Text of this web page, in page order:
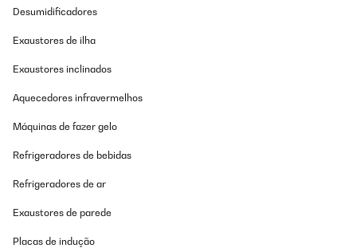
Vielen Dank, kaufe gern wieder bei Ihnen
Amazon-Benutzer
Desumidificadores
Exaustores de ilha
Exaustores inclinados
Aquecedores infravermelhos
Máquinas de fazer gelo
Refrigeradores de bebidas
Refrigeradores de ar
Exaustores de parede
Placas de indução